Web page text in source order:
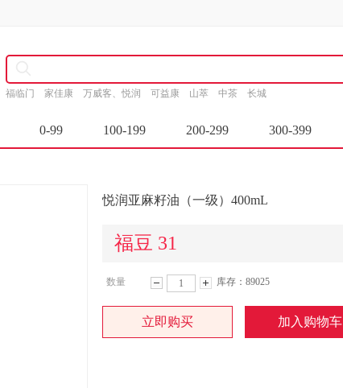
福临门 家佳康 万威客、悦润 可益康 山萃 中茶 长城
0-99 100-199 200-299 300-399
悦润亚麻籽油（一级）400mL
福豆 31
数量
少 加
库存：89025
立即购买 加入购物车